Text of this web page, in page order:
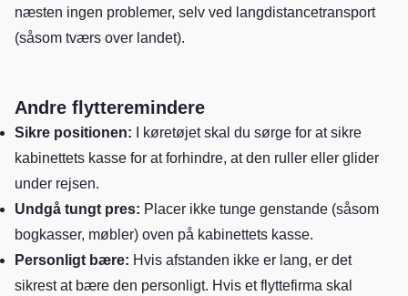
næsten ingen problemer, selv ved langdistancetransport
(såsom tværs over landet).
Andre flytteremindere
Sikre positionen: I køretøjet skal du sørge for at sikre
kabinettets kasse for at forhindre, at den ruller eller glider
under rejsen.
Undgå tungt pres: Placer ikke tunge genstande (såsom
bogkasser, møbler) oven på kabinettets kasse.
Personligt bære: Hvis afstanden ikke er lang, er det
sikrest at bære den personligt. Hvis et flyttefirma skal